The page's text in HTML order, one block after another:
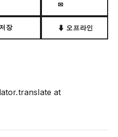
✉
장 ⬇ 오프라인
at